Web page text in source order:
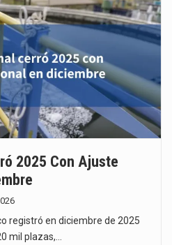
El superávit comercial de México con Estados Unidos alcanzó 102,581 millones de dólares (mdd) en…
El Gobierno de Estados Unidos ha procesado la devolución de aproximadamente 100,000 millones de dólares…
2025 Con Ajuste
registró en diciembre de 2025
mil plazas,…